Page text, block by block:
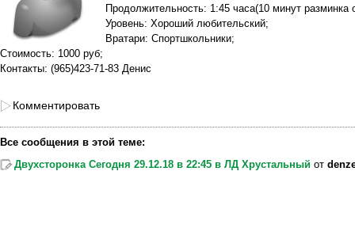
Продолжительность: 1:45 часа(10 минут разминка
Уровень: Хороший любительский;
Вратари: Спортшкольники;
Стоимость: 1000 руб;
Контакты: (965)423-71-83 Денис
Комментировать
Все сообщения в этой теме:
Двухсторонка Сегодня 29.12.18 в 22:45 в ЛД Хрустальный от